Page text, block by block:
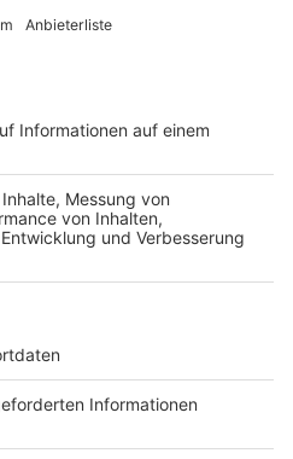
seiner Not flehte er Gott um
einen Ritt zu
in diesem Jahr zum 801
von Bodycams
Katretter-App